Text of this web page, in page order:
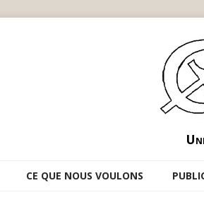
CE QUE NOUS VOULONS